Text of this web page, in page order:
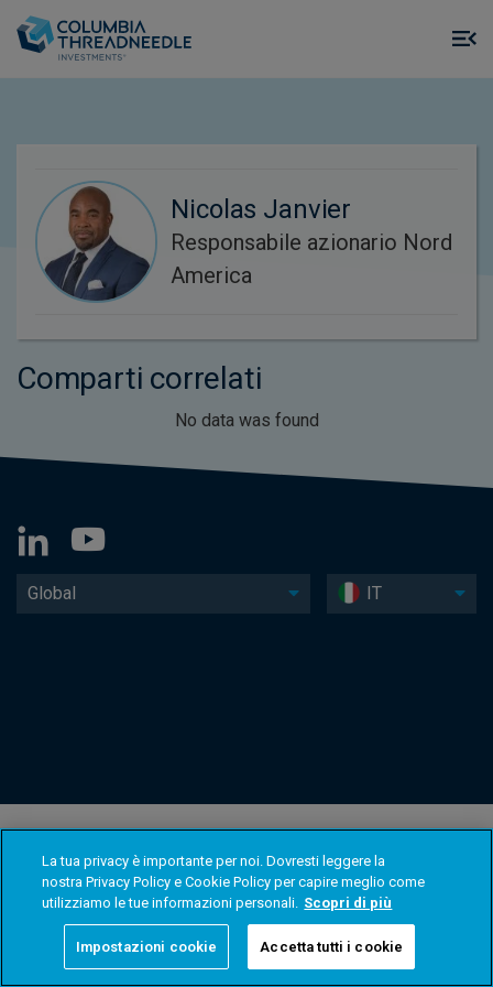
Nicolas Janvier
Responsabile azionario Nord
America
Comparti correlati
No data was found
Global IT
La tua privacy è importante per noi. Dovresti leggere la
nostra Privacy Policy e Cookie Policy per capire meglio come
utilizziamo le tue informazioni personali. Scopri di più
Impostazioni cookie Accetta tutti i cookie